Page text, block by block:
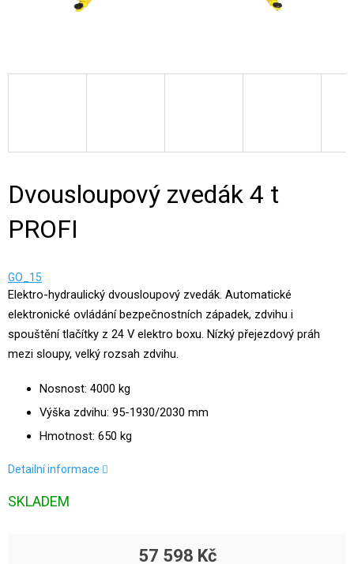
Dvousloupový zvedák 4 t
PROFI
GO_15
Elektro-hydraulický dvousloupový zvedák. Automatické
elektronické ovládání bezpečnostních západek, zdvihu i
spouštění tlačítky z 24 V elektro boxu. Nízký přejezdový práh
mezi sloupy, velký rozsah zdvihu.
Nosnost: 4000 kg
Výška zdvihu: 95-1930/2030 mm
Hmotnost: 650 kg
Detailní informace
SKLADEM
57 598 Kč